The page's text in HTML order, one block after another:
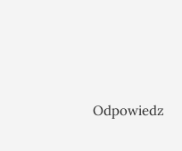
Odpowiedz